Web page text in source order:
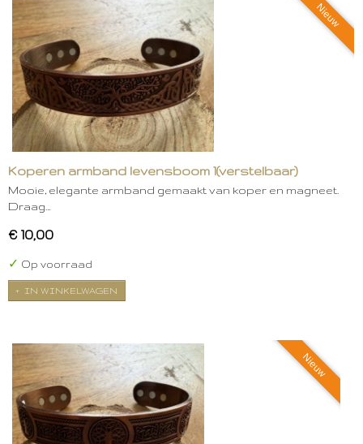
Nieuw
Koperen armband levensboom 1(verstelbaar)
Mooie, elegante armband gemaakt van koper en magneet.
Draag…
€ 10,00
✓ Op voorraad
IN WINKELWAGEN
Nieuw